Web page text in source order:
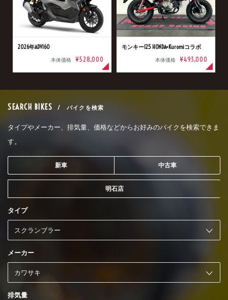
2026年ADV160
本体価格 ¥528,000
モンキー125 HONDA×Kuromiコラボ
本体価格 ¥493,000
SEARCH BIKES / バイクを検索
タイプやメーカー、排気量、価格などからお好みのバイクを検索できま
す。
新車 中古車
明石店
タイプ
メーカー
排気量